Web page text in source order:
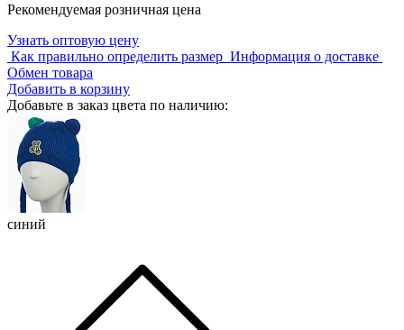
Рекомендуемая розничная цена
Узнать оптовую цену
Как правильно определить размер Информация о доставке
Обмен товара
Добавить в корзину
Добавьте в заказ цвета по наличию:
синий